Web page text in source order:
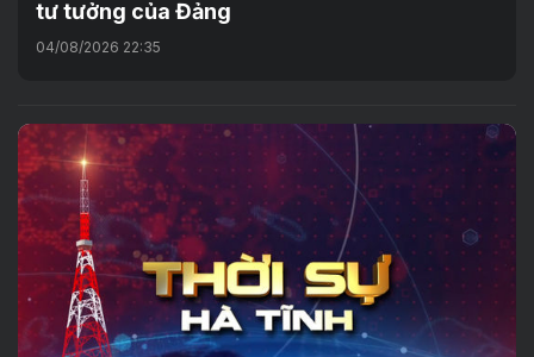
tư tưởng của Đảng
04/08/2026 22:35